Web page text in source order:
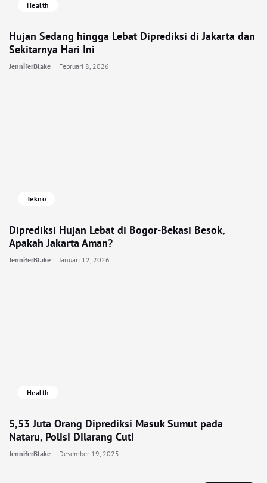
Health
Hujan Sedang hingga Lebat Diprediksi di Jakarta dan
Sekitarnya Hari Ini
JenniferBlake Februari 8, 2026
Tekno
Diprediksi Hujan Lebat di Bogor-Bekasi Besok,
Apakah Jakarta Aman?
JenniferBlake Januari 12, 2026
Health
5,53 Juta Orang Diprediksi Masuk Sumut pada
Nataru, Polisi Dilarang Cuti
JenniferBlake Desember 19, 2025